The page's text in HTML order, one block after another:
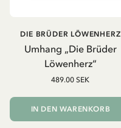
Umhang „Die Brüder
Löwenherz“
DIE BRÜDER LÖWENHERZ
489.00 SEK
IN DEN WARENKORB